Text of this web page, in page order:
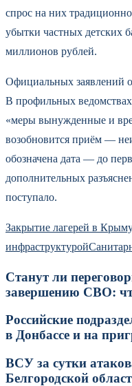
спрос на них
убытки частных детских
миллионов рублей.
Официальных заявлений
В профильных
«меры вынужденные и
возобновится приём —
обозначена дата — до
дополнительных
поступало.
Закрытие лагерей в
инфраструктурой
Станут ли
завершению СВО:
Российские
в Донбассе и на
ВСУ за сутки
Белгородской